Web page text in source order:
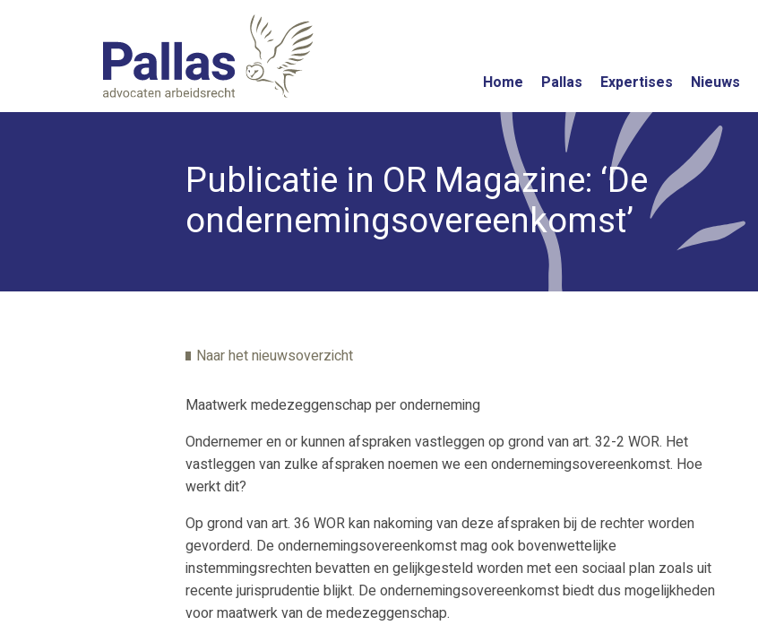
Home Pallas Expertises Nieuws
Publicatie in OR Magazine: ‘De
ondernemingsovereenkomst’
Naar het nieuwsoverzicht
Maatwerk medezeggenschap per onderneming
Ondernemer en or kunnen afspraken vastleggen op grond van art. 32-2 WOR. Het
vastleggen van zulke afspraken noemen we een ondernemingsovereenkomst. Hoe
werkt dit?
Op grond van art. 36 WOR kan nakoming van deze afspraken bij de rechter worden
gevorderd. De ondernemingsovereenkomst mag ook bovenwettelijke
instemmingsrechten bevatten en gelijkgesteld worden met een sociaal plan zoals uit
recente jurisprudentie blijkt. De ondernemingsovereenkomst biedt dus mogelijkheden
voor maatwerk van de medezeggenschap.